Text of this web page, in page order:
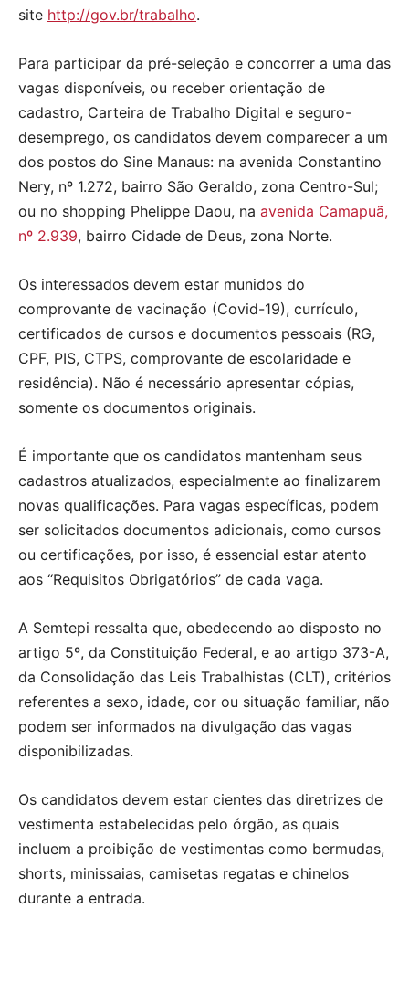
site http://gov.br/trabalho.
Para participar da pré-seleção e concorrer a uma das
vagas disponíveis, ou receber orientação de
cadastro, Carteira de Trabalho Digital e seguro-
desemprego, os candidatos devem comparecer a um
dos postos do Sine Manaus: na avenida Constantino
Nery, nº 1.272, bairro São Geraldo, zona Centro-Sul;
ou no shopping Phelippe Daou, na avenida Camapuã,
nº 2.939, bairro Cidade de Deus, zona Norte.
Os interessados devem estar munidos do
comprovante de vacinação (Covid-19), currículo,
certificados de cursos e documentos pessoais (RG,
CPF, PIS, CTPS, comprovante de escolaridade e
residência). Não é necessário apresentar cópias,
somente os documentos originais.
É importante que os candidatos mantenham seus
cadastros atualizados, especialmente ao finalizarem
novas qualificações. Para vagas específicas, podem
ser solicitados documentos adicionais, como cursos
ou certificações, por isso, é essencial estar atento
aos “Requisitos Obrigatórios” de cada vaga.
A Semtepi ressalta que, obedecendo ao disposto no
artigo 5º, da Constituição Federal, e ao artigo 373-A,
da Consolidação das Leis Trabalhistas (CLT), critérios
referentes a sexo, idade, cor ou situação familiar, não
podem ser informados na divulgação das vagas
disponibilizadas.
Os candidatos devem estar cientes das diretrizes de
vestimenta estabelecidas pelo órgão, as quais
incluem a proibição de vestimentas como bermudas,
shorts, minissaias, camisetas regatas e chinelos
durante a entrada.